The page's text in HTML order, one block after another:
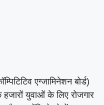
एग्जामिनेशन बोर्ड)
हजारों युवाओं के लिए रोजगार